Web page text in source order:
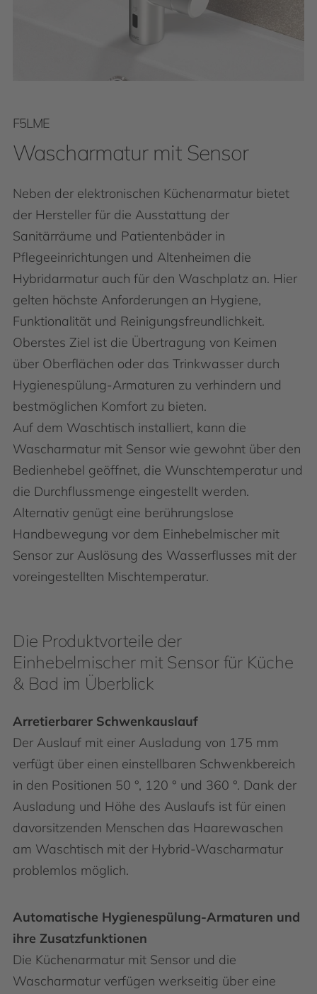
F5LME
Wascharmatur mit Sensor
Neben der elektronischen Küchenarmatur bietet
der Hersteller für die Ausstattung der
Sanitärräume und Patientenbäder in
Pflegeeinrichtungen und Altenheimen die
Hybridarmatur auch für den Waschplatz an. Hier
gelten höchste Anforderungen an Hygiene,
Funktionalität und Reinigungsfreundlichkeit.
Oberstes Ziel ist die Übertragung von Keimen
über Oberflächen oder das Trinkwasser durch
Hygienespülung-Armaturen zu verhindern und
bestmöglichen Komfort zu bieten.
Auf dem Waschtisch installiert, kann die
Wascharmatur mit Sensor wie gewohnt über den
Bedienhebel geöffnet, die Wunschtemperatur und
die Durchflussmenge eingestellt werden.
Alternativ genügt eine berührungslose
Handbewegung vor dem Einhebelmischer mit
Sensor zur Auslösung des Wasserflusses mit der
voreingestellten Mischtemperatur.
Die Produktvorteile der
Einhebelmischer mit Sensor für Küche
& Bad im Überblick
Arretierbarer Schwenkauslauf
Der Auslauf mit einer Ausladung von 175 mm
verfügt über einen einstellbaren Schwenkbereich
in den Positionen 50 °, 120 ° und 360 °. Dank der
Ausladung und Höhe des Auslaufs ist für einen
davorsitzenden Menschen das Haarewaschen
am Waschtisch mit der Hybrid-Wascharmatur
problemlos möglich.
Automatische Hygienespülung-Armaturen und
ihre Zusatzfunktionen
Die Küchenarmatur mit Sensor und die
Wascharmatur verfügen werkseitig über eine